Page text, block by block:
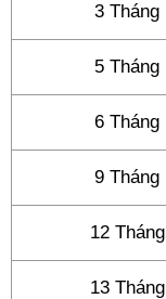
3 Tháng
5 Tháng
6 Tháng
9 Tháng
12 Tháng
13 Tháng